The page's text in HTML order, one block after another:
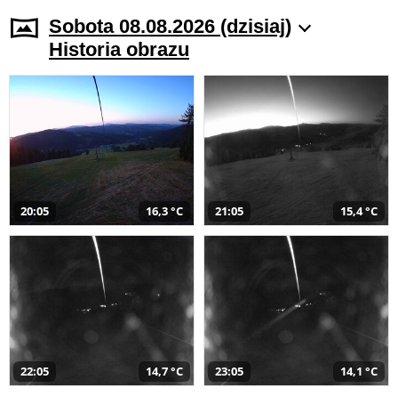
Sobota 08.08.2026 (dzisiaj)
Historia obrazu
20:05 16,3 °C 21:05 15,4 °C
22:05 14,7 °C 23:05 14,1 °C